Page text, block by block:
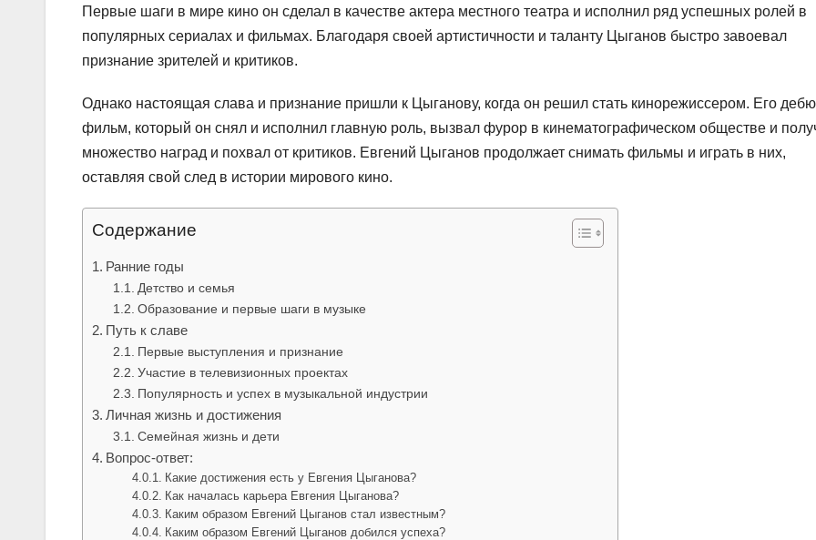
Первые шаги в мире кино он сделал в качестве актера местного театра и исполнил ряд успешных ролей в
популярных сериалах и фильмах. Благодаря своей артистичности и таланту Цыганов быстро завоевал
признание зрителей и критиков.
Однако настоящая слава и признание пришли к Цыганову, когда он решил стать кинорежиссером. Его
фильм, который он снял и исполнил главную роль, вызвал фурор в кинематографическом обществе и
множество наград и похвал от критиков. Евгений Цыганов продолжает снимать фильмы и играть в них,
оставляя свой след в истории мирового кино.
Содержание
Ранние годы
Детство и семья
Образование и первые шаги в музыке
Путь к славе
Первые выступления и признание
Участие в телевизионных проектах
Популярность и успех в музыкальной индустрии
Личная жизнь и достижения
Семейная жизнь и дети
Вопрос-ответ:
Какие достижения есть у Евгения Цыганова?
Как началась карьера Евгения Цыганова?
Каким образом Евгений Цыганов стал известным?
Каким образом Евгений Цыганов добился успеха?